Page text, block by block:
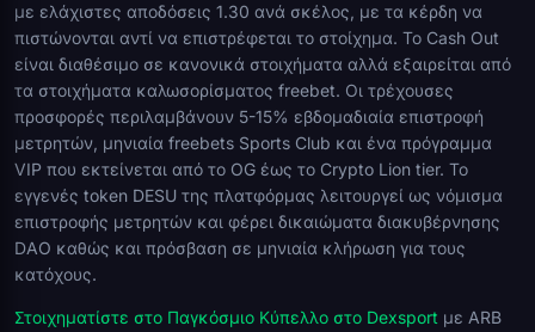
με ελάχιστες αποδόσεις 1.30 ανά σκέλος, με τα κέρδη να
πιστώνονται αντί να επιστρέφεται το στοίχημα. Το Cash Out
είναι διαθέσιμο σε κανονικά στοιχήματα αλλά εξαιρείται από
τα στοιχήματα καλωσορίσματος freebet. Οι τρέχουσες
προσφορές περιλαμβάνουν 5-15% εβδομαδιαία επιστροφή
μετρητών, μηνιαία freebets Sports Club και ένα πρόγραμμα
VIP που εκτείνεται από το OG έως το Crypto Lion tier. Το
εγγενές token DESU της πλατφόρμας λειτουργεί ως νόμισμα
επιστροφής μετρητών και φέρει δικαιώματα διακυβέρνησης
DAO καθώς και πρόσβαση σε μηνιαία κλήρωση για τους
κατόχους.
Στοιχηματίστε στο Παγκόσμιο Κύπελλο στο Dexsport με ARB